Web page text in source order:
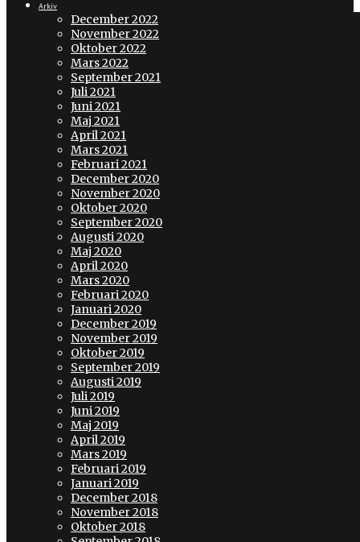
Arkiv
December 2022
November 2022
Oktober 2022
Mars 2022
September 2021
Juli 2021
Juni 2021
Maj 2021
April 2021
Mars 2021
Februari 2021
December 2020
November 2020
Oktober 2020
September 2020
Augusti 2020
Maj 2020
April 2020
Mars 2020
Februari 2020
Januari 2020
December 2019
November 2019
Oktober 2019
September 2019
Augusti 2019
Juli 2019
Juni 2019
Maj 2019
April 2019
Mars 2019
Februari 2019
Januari 2019
December 2018
November 2018
Oktober 2018